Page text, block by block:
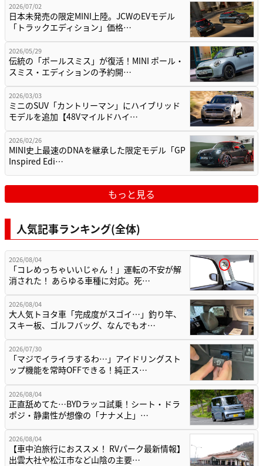
2026/07/02
日本未発売の限定MINI上陸。JCWのEVモデル
「トラックエディション」価格…
2026/05/29
伝統の「ポールスミス」が復活！MINI ポール・
スミス・エディションの予約開…
2026/03/03
ミニのSUV「カントリーマン」にハイブリッド
モデルを追加【48Vマイルドハイ…
2026/02/26
MINI史上最速のDNAを継承した限定モデル「GP
Inspired Edi…
もっと見る
人気記事ランキング(全体)
2026/08/04
「コレめっちゃいいじゃん！」運転の不安が解
消された！ あらゆる車種に対応。死…
2026/08/04
大人気トヨタ車「完成度がスゴイ…」釣り竿、
スキー板、ゴルフバッグ、なんでもオ…
2026/07/30
「マジでイライラするわ…」アイドリングスト
ップ機能を常時OFFできる！純正ス…
2026/08/04
正直舐めてた…BYDラッコ試乗！シート・ドラ
ポジ・静粛性が想像の「ナナメ上」…
2026/08/04
【車中泊旅行におススメ！ RVパーク最新情報】
出雲大社や松江市など山陰の主要…